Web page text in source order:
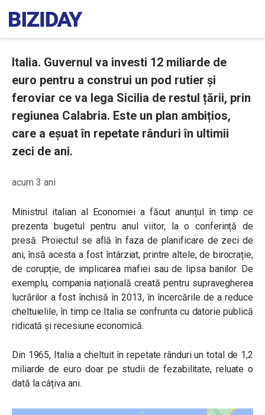
Italia. Guvernul va investi 12 miliarde de
euro pentru a construi un pod rutier și
feroviar ce va lega Sicilia de restul țării, prin
regiunea Calabria. Este un plan ambițios,
care a eșuat în repetate rânduri în ultimii
zeci de ani.
acum 3 ani
Ministrul italian al Economiei a făcut anunțul în timp ce
prezenta bugetul pentru anul viitor, la o conferință de
presă. Proiectul se află în faza de planificare de zeci de
ani, însă acesta a fost întârziat, printre altele, de birocrație,
de corupție, de implicarea mafiei sau de lipsa banilor. De
exemplu, compania națională creată pentru supravegherea
lucrărilor a fost închisă în 2013, în încercările de a reduce
cheltuielile, în timp ce Italia se confrunta cu datorie publică
ridicată și recesiune economică.
Din 1965, Italia a cheltuit în repetate rânduri un total de 1,2
miliarde de euro doar pe studii de fezabilitate, reluate o
dată la câțiva ani.